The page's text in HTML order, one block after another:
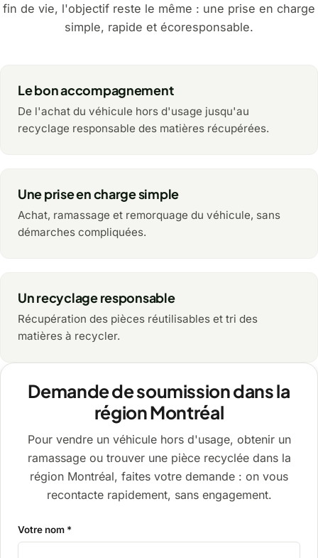
fin de vie, l'objectif reste le même : une prise en charge
simple, rapide et écoresponsable.
Le bon accompagnement
De l'achat du véhicule hors d'usage jusqu'au
recyclage responsable des matières récupérées.
Une prise en charge simple
Achat, ramassage et remorquage du véhicule, sans
démarches compliquées.
Un recyclage responsable
Récupération des pièces réutilisables et tri des
matières à recycler.
Demande de soumission dans la
région Montréal
Pour vendre un véhicule hors d'usage, obtenir un
ramassage ou trouver une pièce recyclée dans la
région Montréal, faites votre demande : on vous
recontacte rapidement, sans engagement.
Votre nom *